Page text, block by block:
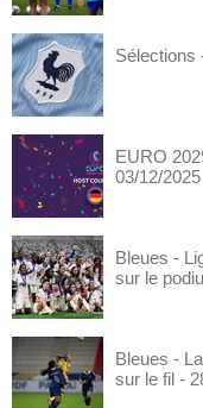
Sélections
EURO
03/12/2025
Bleues -
sur le
Bleues -
sur le fil -